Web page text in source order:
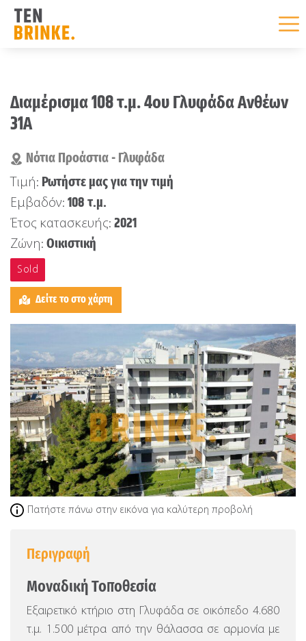
content
Πατήστε πάνω στην εικόνα για καλύτερη προβολή
Διαμέρισμα 108 τ.μ. 4ου Γλυφάδα Ανθέων
31Α
Νότια Προάστια - Γλυφάδα
Τιμή: Ρωτήστε μας για την τιμή
Εμβαδόν: 108 τ.μ.
Έτος κατασκευής: 2021
Ζώνη: Οικιστική
Sold
Δείτε το στο χάρτη
Περιγραφή
Μοναδική Τοποθεσία
Εξαιρετικό κτήριο στη Γλυφάδα σε οικόπεδο 4.680
τ.μ. 1.500 μέτρα από την θάλασσα σε αρμονία με